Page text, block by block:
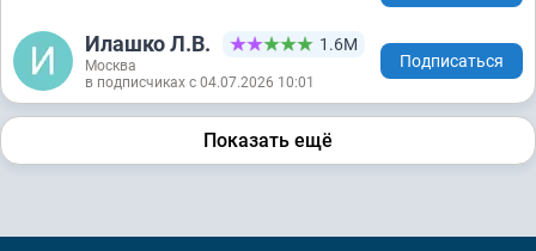
Илашко Л.В. 1.6М
Москва
в подписчиках с 04.07.2026 10:01
Подписаться
Показать ещё